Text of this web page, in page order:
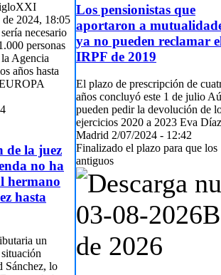
2024, 18:05
necesario
personas
Agencia
años hasta
de la juez
no ha
hermano
hasta
un
Sánchez, lo
Los pensionistas que
aportaron a
ya no pueden reclamar
IRPF de 2019
El plazo de prescripción de
años concluyó este 1 de julio
pueden pedir la devolución de
ejercicios 2020 a 2023 Eva Díaz
Madrid 2/07/2024 - 12:42
Finalizado el plazo para que los
antiguos
03-08-2026
de 2026